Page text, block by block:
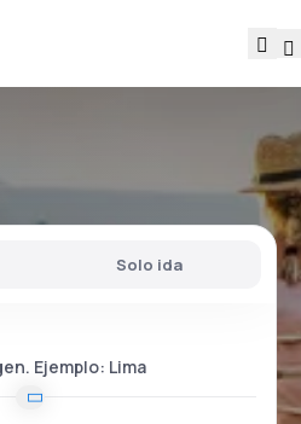
Solo ida